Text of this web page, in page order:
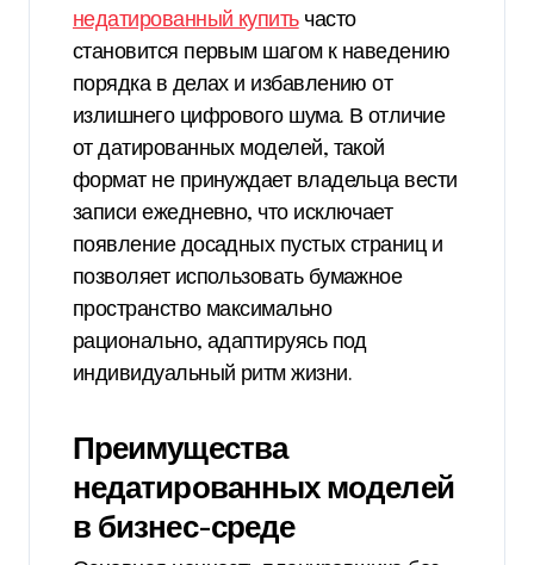
недатированный купитьчасто
становится первым шагом к наведению
порядка в делах и избавлению от
излишнего цифрового шума. В отличие
от датированных моделей, такой
формат не принуждает владельца вести
записи ежедневно, что исключает
появление досадных пустых страниц и
позволяет использовать бумажное
пространство максимально
рационально, адаптируясь под
индивидуальный ритм жизни.
Преимущества
недатированных моделей
в бизнес-среде